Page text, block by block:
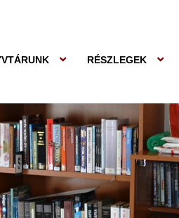
RÉSZLEGEK